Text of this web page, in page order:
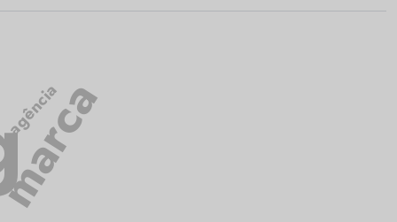
agência